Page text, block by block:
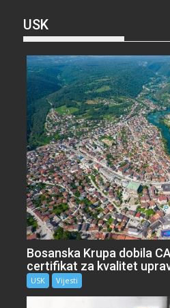
USK
Bosanska Krupa dobila
certifikat za kvalitet
USK Vijesti